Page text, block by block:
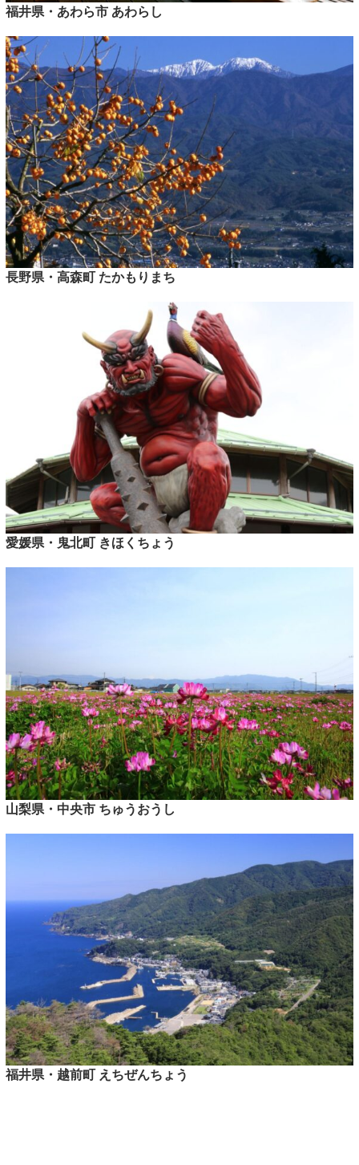
福井県・あわら市 あわらし
長野県・高森町 たかもりまち
愛媛県・鬼北町 きほくちょう
山梨県・中央市 ちゅうおうし
福井県・越前町 えちぜんちょう